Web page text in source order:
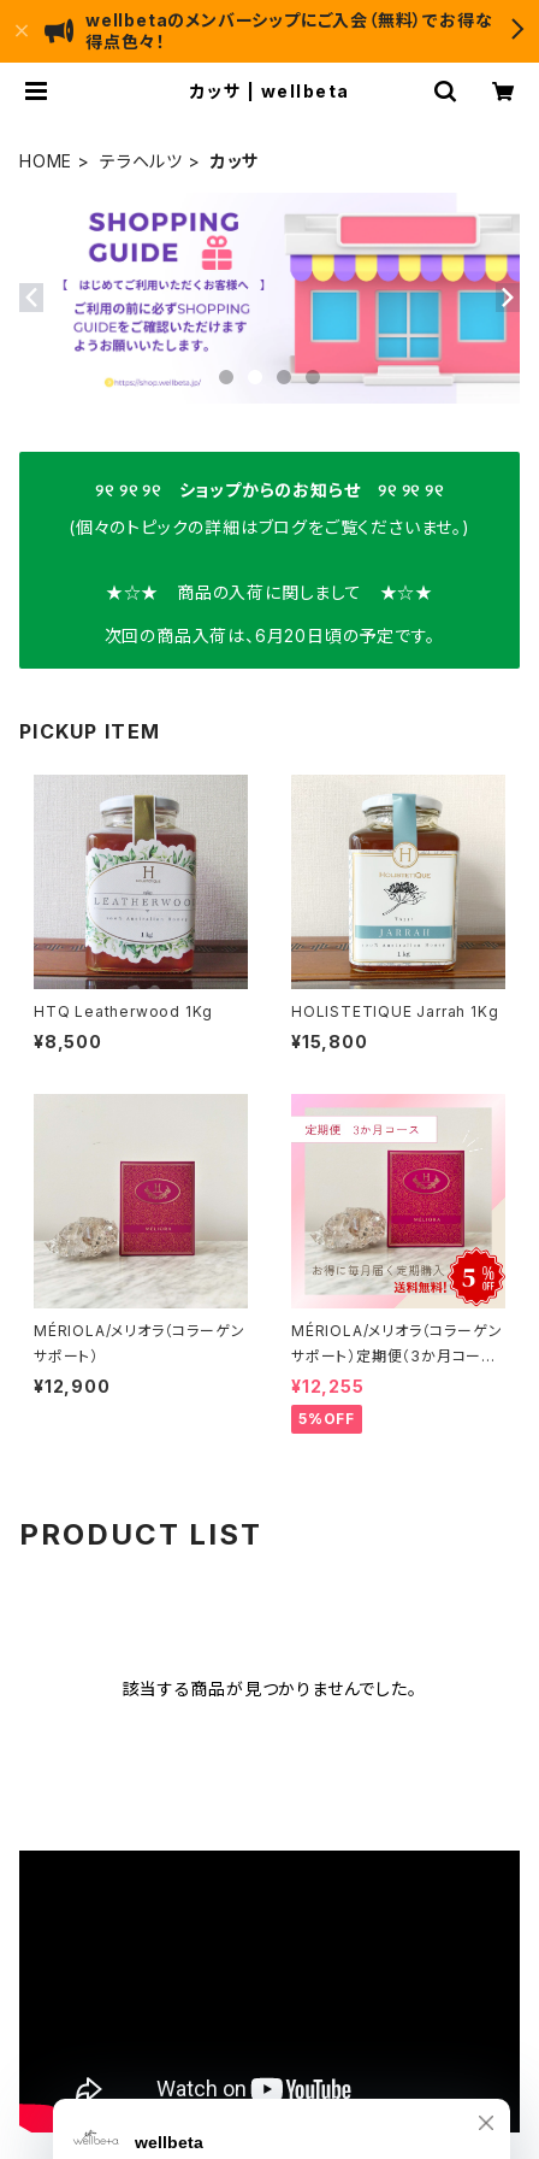
wellbetaのメンバーシップにご入会（無料）でお得な
得点色々！
カッサ | wellbeta
HOME テラヘルツ カッサ
୨୧ ୨୧ ୨୧ ショップからのお知らせ ୨୧ ୨୧ ୨୧
(個々のトピックの詳細はブログをご覧くださいませ。)
★☆★ 商品の入荷に関しまして ★☆★
次回の商品入荷は、6月20日頃の予定です。
PICKUP ITEM
HTQ Leatherwood 1Kg
¥8,500
HOLISTETIQUE Jarrah 1Kg
¥15,800
MÉRIOLA/メリオラ（コラーゲン
サポート）
¥12,900
MÉRIOLA/メリオラ（コラーゲン
サポート）定期便（3か月コース）
【送料無料】
¥12,255
5%OFF
PRODUCT LIST
該当する商品が見つかりませんでした。